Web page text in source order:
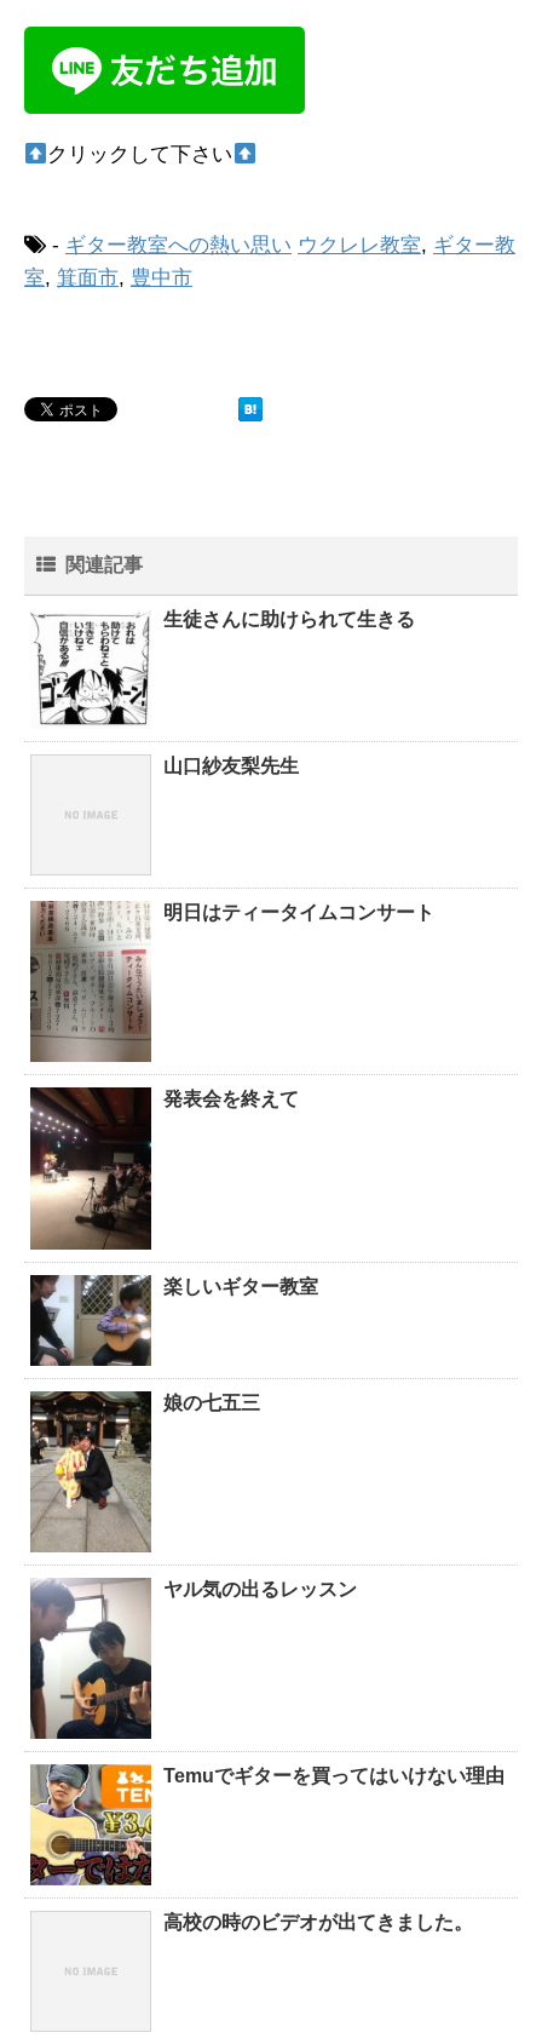
クリックして下さい
- ギター教室への熱い思い ウクレレ教室, ギター教
室, 箕面市, 豊中市
関連記事
生徒さんに助けられて生きる
山口紗友梨先生
明日はティータイムコンサート
発表会を終えて
楽しいギター教室
娘の七五三
ヤル気の出るレッスン
Temuでギターを買ってはいけない理由
高校の時のビデオが出てきました。